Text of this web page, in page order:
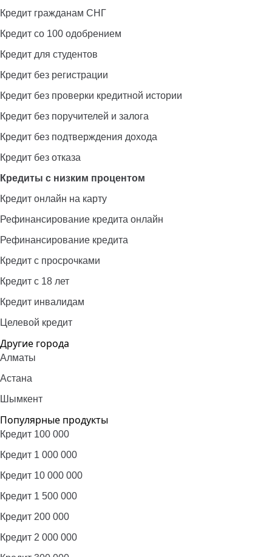
Кредит гражданам СНГ
Кредит со 100 одобрением
Кредит для студентов
Кредит без регистрации
Кредит без проверки кредитной истории
Кредит без поручителей и залога
Кредит без подтверждения дохода
Кредит без отказа
Кредиты с низким процентом
Кредит онлайн на карту
Рефинансирование кредита онлайн
Рефинансирование кредита
Кредит с просрочками
Кредит с 18 лет
Кредит инвалидам
Целевой кредит
Другие города
Алматы
Астана
Шымкент
Популярные продукты
Кредит 100 000
Кредит 1 000 000
Кредит 10 000 000
Кредит 1 500 000
Кредит 200 000
Кредит 2 000 000